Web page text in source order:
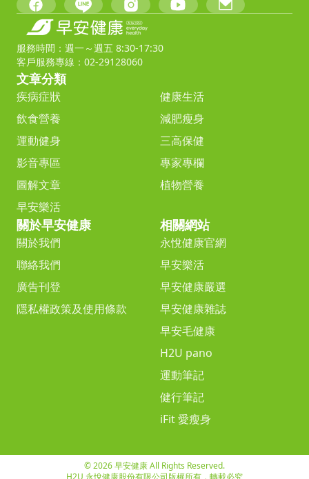
服務時間：週一～週五 8:30-17:30
客戶服務專線：02-29128060
文章分類
疾病症狀
健康生活
飲食營養
減肥瘦身
運動健身
三高保健
影音專區
專家專欄
圖解文章
植物營養
早安樂活
關於早安健康
關於我們
聯絡我們
廣告刊登
隱私權政策及使用條款
相關網站
永悅健康官網
早安樂活
早安健康嚴選
早安健康雜誌
早安毛健康
H2U pano
運動筆記
健行筆記
iFit 愛瘦身
© 2026 早安健康 All Rights Reserved.
H2U 永悅健康股份有限公司版權所有，轉載必究